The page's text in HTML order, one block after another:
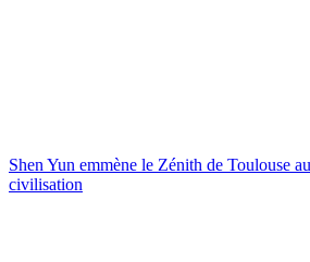
Shen Yun emmène le Zénith de Toulouse
civilisation